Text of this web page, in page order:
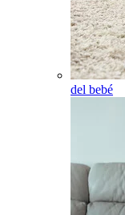
del bebé